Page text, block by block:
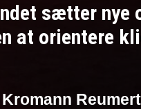
sætter nye
at orientere